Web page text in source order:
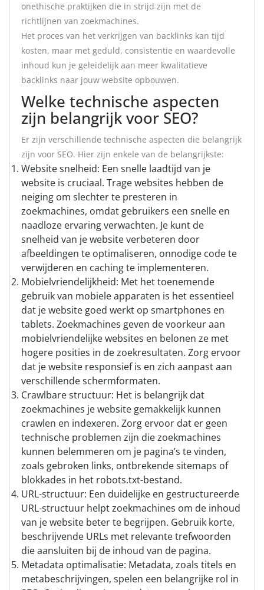
onethische praktijken die in strijd zijn met de
richtlijnen van zoekmachines.
Het proces van het verkrijgen van backlinks kan tijd
kosten, maar met geduld, consistentie en waardevolle
inhoud kun je geleidelijk aan meer kwalitatieve
backlinks naar jouw website opbouwen.
Welke technische aspecten
zijn belangrijk voor SEO?
Er zijn verschillende technische aspecten die belangrijk
zijn voor SEO. Hier zijn enkele van de belangrijkste:
Website snelheid: Een snelle laadtijd van je
website is cruciaal. Trage websites hebben de
neiging om slechter te presteren in
zoekmachines, omdat gebruikers een snelle en
naadloze ervaring verwachten. Je kunt de
snelheid van je website verbeteren door
afbeeldingen te optimaliseren, onnodige code te
verwijderen en caching te implementeren.
Mobielvriendelijkheid: Met het toenemende
gebruik van mobiele apparaten is het essentieel
dat je website goed werkt op smartphones en
tablets. Zoekmachines geven de voorkeur aan
mobielvriendelijke websites en belonen ze met
hogere posities in de zoekresultaten. Zorg ervoor
dat je website responsief is en zich aanpast aan
verschillende schermformaten.
Crawlbare structuur: Het is belangrijk dat
zoekmachines je website gemakkelijk kunnen
crawlen en indexeren. Zorg ervoor dat er geen
technische problemen zijn die zoekmachines
kunnen belemmeren om je pagina’s te vinden,
zoals gebroken links, ontbrekende sitemaps of
blokkades in het robots.txt-bestand.
URL-structuur: Een duidelijke en gestructureerde
URL-structuur helpt zoekmachines om de inhoud
van je website beter te begrijpen. Gebruik korte,
beschrijvende URLs met relevante trefwoorden
die aansluiten bij de inhoud van de pagina.
Metadata optimalisatie: Metadata, zoals titels en
metabeschrijvingen, spelen een belangrijke rol in